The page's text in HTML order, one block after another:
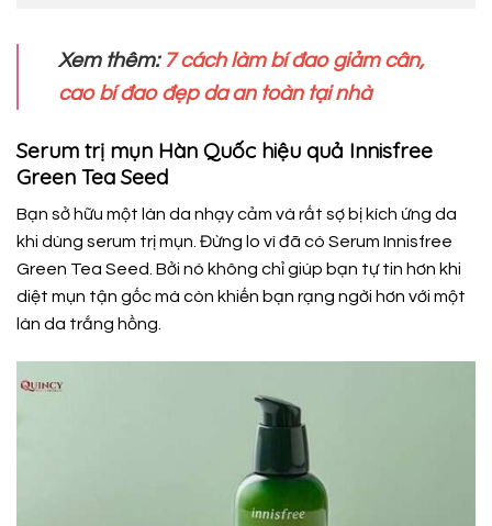
Xem thêm: 7 cách làm bí đao giảm cân,
cao bí đao đẹp da an toàn tại nhà
Serum trị mụn Hàn Quốc hiệu quả Innisfree
Green Tea Seed
Bạn sở hữu một làn da nhạy cảm và rất sợ bị kích ứng da
khi dùng serum trị mụn. Đừng lo vì đã có Serum Innisfree
Green Tea Seed. Bởi nó không chỉ giúp bạn tự tin hơn khi
diệt mụn tận gốc mà còn khiến bạn rạng ngời hơn với một
làn da trắng hồng.